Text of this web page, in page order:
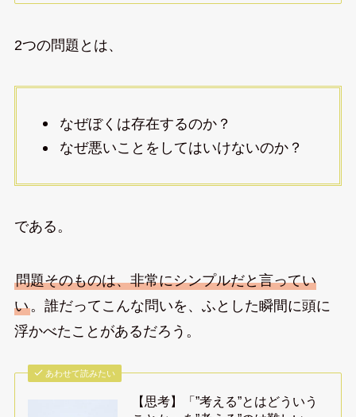
2つの問題とは、
なぜぼくは存在するのか？
なぜ悪いことをしてはいけないのか？
である。
問題そのものは、非常にシンプルだと言ってい
い。誰だってこんな問いを、ふとした瞬間に頭に
浮かべたことがあるだろう。
あわせて読みたい
【思考】「”考える”とはどういう